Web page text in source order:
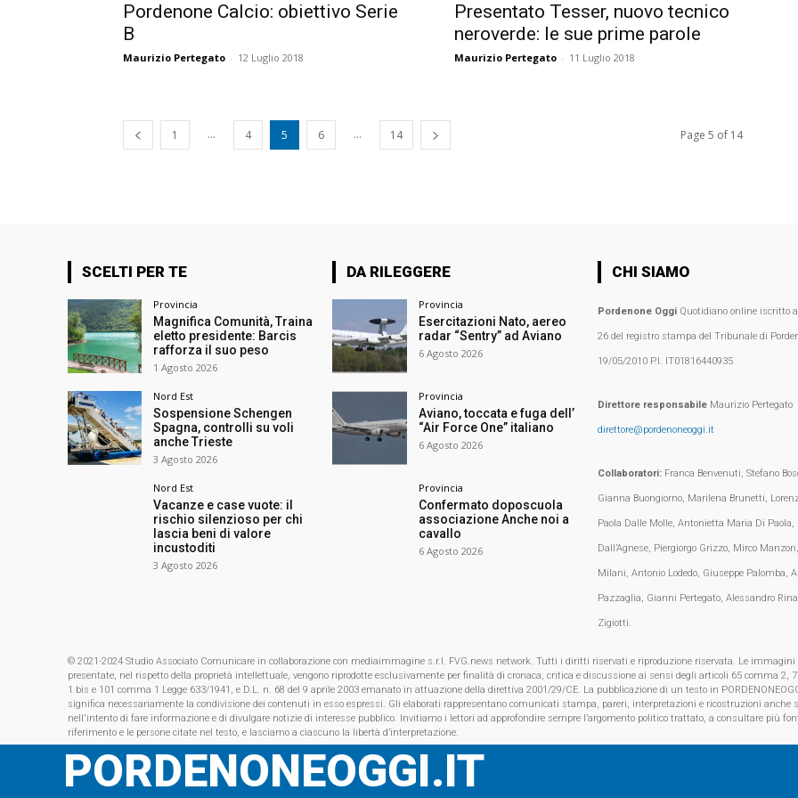
Pordenone Calcio: obiettivo Serie
B
Maurizio Pertegato - 12 Luglio 2018
Presentato Tesser, nuovo tecnico
neroverde: le sue prime parole
Maurizio Pertegato - 11 Luglio 2018
1 ... 4 5 6 ... 14 Page 5 of 14
SCELTI PER TE
Provincia
Magnifica Comunità, Traina
eletto presidente: Barcis
rafforza il suo peso
1 Agosto 2026
Nord Est
Sospensione Schengen
Spagna, controlli su voli
anche Trieste
3 Agosto 2026
Nord Est
Vacanze e case vuote: il
rischio silenzioso per chi
lascia beni di valore
incustoditi
3 Agosto 2026
DA RILEGGERE
Provincia
Esercitazioni Nato, aereo
radar “Sentry” ad Aviano
6 Agosto 2026
Provincia
Aviano, toccata e fuga dell’
“Air Force One” italiano
6 Agosto 2026
Provincia
Confermato doposcuola
associazione Anche noi a
cavallo
6 Agosto 2026
CHI SIAMO
Pordenone OggiQuotidiano online iscritto
26 del registro stampa del Tribunale di
19/05/2010 P.I. IT01816440935
Direttore responsabileMaurizio Pertegato
direttore@pordenoneoggi.it
Collaboratori:Franca Benvenuti, Stefano
Gianna Buongiorno, Marilena Brunetti,
Paola Dalle Molle, Antonietta Maria Di Paola,
Dall’Agnese, Piergiorgo Grizzo, Mirco
Milani, Antonio Lodedo, Giuseppe Palomba,
Pazzaglia, Gianni Pertegato, Alessandro
Zigiotti.
© 2021-2024 Studio Associato Comunicare in collaborazione con mediaimmagine s.r.l. FVG.news network. Tutti i diritti riservati e riproduzione riservata. Le immagini
presentate, nel rispetto della proprietà intellettuale, vengono riprodotte esclusivamente per finalità di cronaca, critica e discussione ai sensi degli articoli 65 comma 2,
1 bis e 101 comma 1 Legge 633/1941, e D.L. n. 68 del 9 aprile 2003 emanato in attuazione della direttiva 2001/29/CE. La pubblicazione di un testo in
significa necessariamente la condivisione dei contenuti in esso espressi. Gli elaborati rappresentano comunicati stampa, pareri, interpretazioni e ricostruzioni anche
nell'intento di fare informazione e di divulgare notizie di interesse pubblico. Invitiamo i lettori ad approfondire sempre l’argomento politico trattato, a consultare più
riferimento e le persone citate nel testo, e lasciamo a ciascuno la libertà d’interpretazione.
PORDENONEOGGI.IT